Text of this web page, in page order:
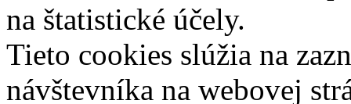
na štatistické účely.
Tieto cookies slúžia na
návštevníka na webovej